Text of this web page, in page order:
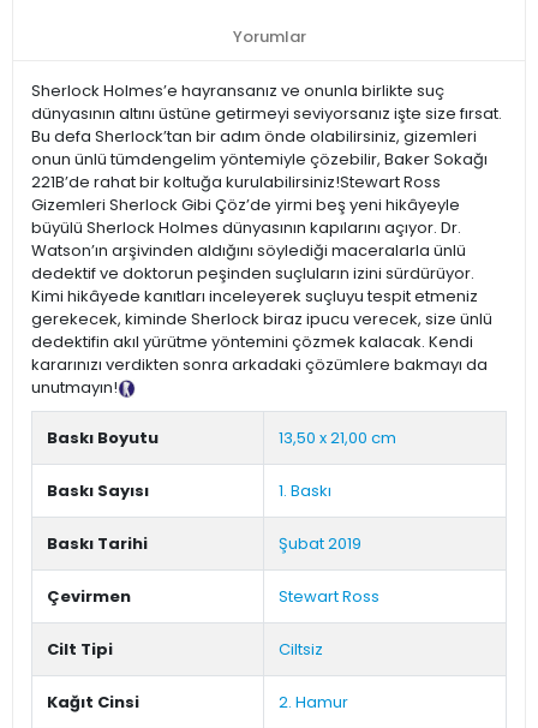
Yorumlar
Sherlock Holmes’e hayransanız ve onunla birlikte suç
dünyasının altını üstüne getirmeyi seviyorsanız işte size fırsat.
Bu defa Sherlock’tan bir adım önde olabilirsiniz, gizemleri
onun ünlü tümdengelim yöntemiyle çözebilir, Baker Sokağı
221B’de rahat bir koltuğa kurulabilirsiniz!Stewart Ross
Gizemleri Sherlock Gibi Çöz’de yirmi beş yeni hikâyeyle
büyülü Sherlock Holmes dünyasının kapılarını açıyor. Dr.
Watson’ın arşivinden aldığını söylediği maceralarla ünlü
dedektif ve doktorun peşinden suçluların izini sürdürüyor.
Kimi hikâyede kanıtları inceleyerek suçluyu tespit etmeniz
gerekecek, kiminde Sherlock biraz ipucu verecek, size ünlü
dedektifin akıl yürütme yöntemini çözmek kalacak. Kendi
kararınızı verdikten sonra arkadaki çözümlere bakmayı da
unutmayın!
Baskı Boyutu 13,50 x 21,00 cm
Baskı Sayısı 1. Baskı
Baskı Tarihi Şubat 2019
Çevirmen Stewart Ross
Cilt Tipi Ciltsiz
Kağıt Cinsi 2. Hamur